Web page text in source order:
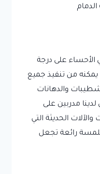
على درجة
يمكنه من تنفيذ جميع
والدهانات
مدربين على
الحديثة التي
رائعة تجعل